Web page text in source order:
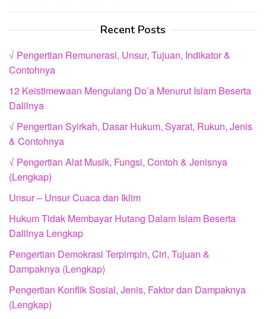
Recent Posts
√ Pengertian Remunerasi, Unsur, Tujuan, Indikator &
Contohnya
12 Keistimewaan Mengulang Do’a Menurut Islam Beserta
Dalilnya
√ Pengertian Syirkah, Dasar Hukum, Syarat, Rukun, Jenis
& Contohnya
√ Pengertian Alat Musik, Fungsi, Contoh & Jenisnya
(Lengkap)
Unsur – Unsur Cuaca dan Iklim
Hukum Tidak Membayar Hutang Dalam Islam Beserta
Dalilnya Lengkap
Pengertian Demokrasi Terpimpin, Ciri, Tujuan &
Dampaknya (Lengkap)
Pengertian Konflik Sosial, Jenis, Faktor dan Dampaknya
(Lengkap)